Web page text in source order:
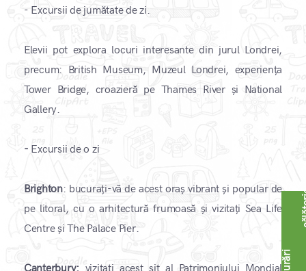
- Excursii de jumătate de zi.
Elevii pot explora locuri interesante din jurul Londrei,
precum: British Museum, Muzeul Londrei, experiența
Tower Bridge, croazieră pe Thames River și National
Gallery.
- Excursii de o zi
Brighton: bucurați-vă de acest oraș vibrant și popular de
pe litoral, cu o arhitectură frumoasă și vizitați Sea Life
Centre și The Palace Pier.